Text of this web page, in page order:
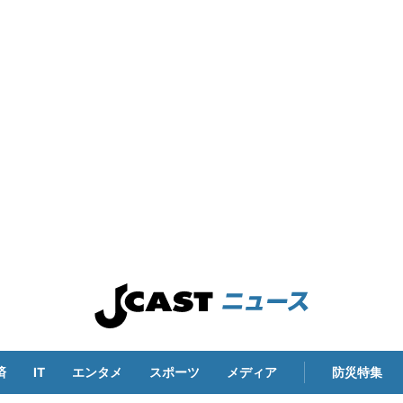
IT エンタメ スポーツ メディア 防災特集